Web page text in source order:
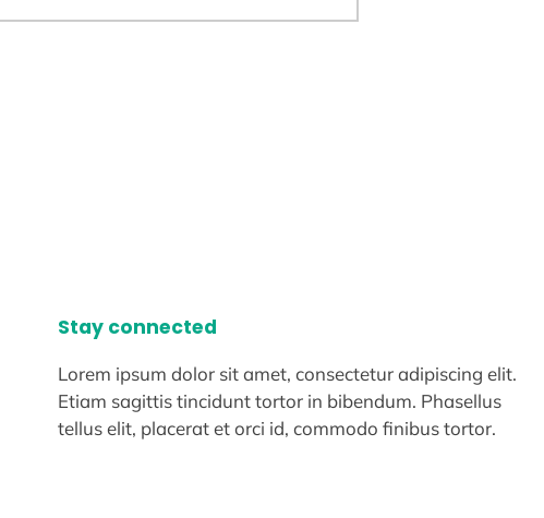
Stay connected
Lorem ipsum dolor sit amet, consectetur adipiscing elit.
Etiam sagittis tincidunt tortor in bibendum. Phasellus
tellus elit, placerat et orci id, commodo finibus tortor.